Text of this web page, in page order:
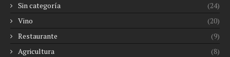
Sin categoría
(24)
Vino
(20)
Restaurante
(9)
Agricultura
(8)